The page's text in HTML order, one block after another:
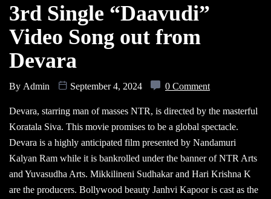
3rd Single “Daavudi”
Video Song out from
Devara
By Admin September 4, 2024 0 Comment
Devara, starring man of masses NTR, is directed by the masterful
Koratala Siva. This movie promises to be a global spectacle.
Devara is a highly anticipated film presented by Nandamuri
Kalyan Ram while it is bankrolled under the banner of NTR Arts
and Yuvasudha Arts. Mikkilineni Sudhakar and Hari Krishna K
are the producers. Bollywood beauty Janhvi Kapoor is cast as the